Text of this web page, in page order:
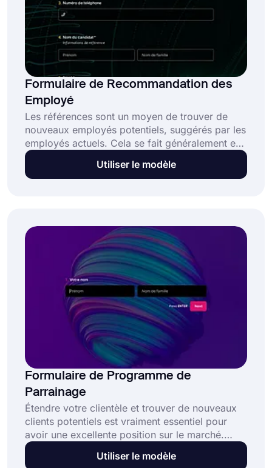
Formulaire de Recommandation des
Employé
Les références sont un moyen de trouver de
nouveaux employés potentiels, suggérés par les
employés actuels. Cela se fait généralement en
soumettant un formulaire aux services des
relations humaines. Utilisez dès maintenant
employés!
Utiliser le modèle
Formulaire de Programme de
Parrainage
Étendre votre clientèle et trouver de nouveaux
clients potentiels est vraiment essentiel pour
avoir une excellente position sur le marché.
Pour y parvenir, vous pouvez facilement
démarrer un programme de parrainage. Cela
Utiliser le modèle